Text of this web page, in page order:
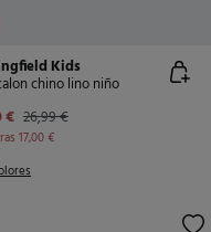
Kids
chino lino niño
€ 26,99 €
17,00 €